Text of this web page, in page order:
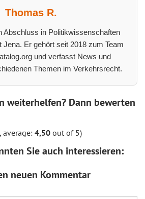
Thomas R.
Abschluss in Politikwissenschaften
Jena. Er gehört seit 2018 zum Team
und verfasst News und
Themen im Verkehrsrecht.
weiterhelfen? Dann bewerten
average: 4,50 out of 5)
Sie auch interessieren:
neuen Kommentar